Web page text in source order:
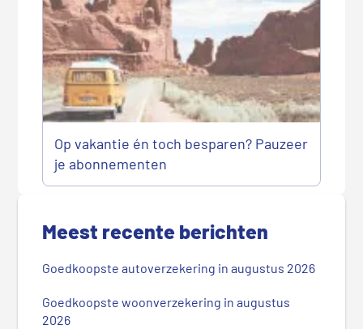
Op vakantie én toch besparen? Pauzeer
je abonnementen
Meest recente berichten
Goedkoopste autoverzekering in augustus 2026
Goedkoopste woonverzekering in augustus
2026